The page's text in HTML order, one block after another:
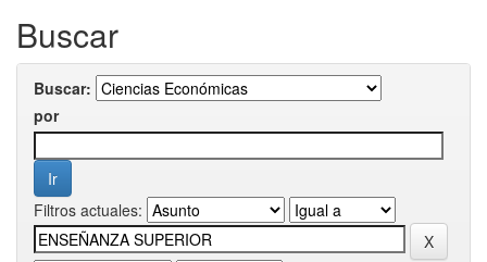
Buscar
Buscar:
por
Filtros actuales: